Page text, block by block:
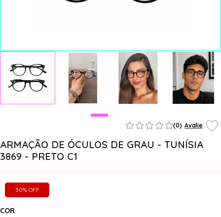
(0) Avalie
ARMAÇÃO DE ÓCULOS DE GRAU - TUNÍSIA
3869 - PRETO C1
30% OFF
COR